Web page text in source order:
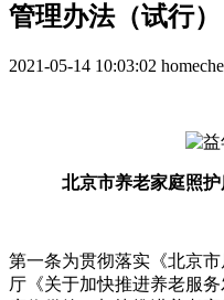
管理办法（试行）
2021-05-14 10:03:02
北京市养老家庭照护
第一条为贯彻落实《北京
厅《关于加快推进养老服